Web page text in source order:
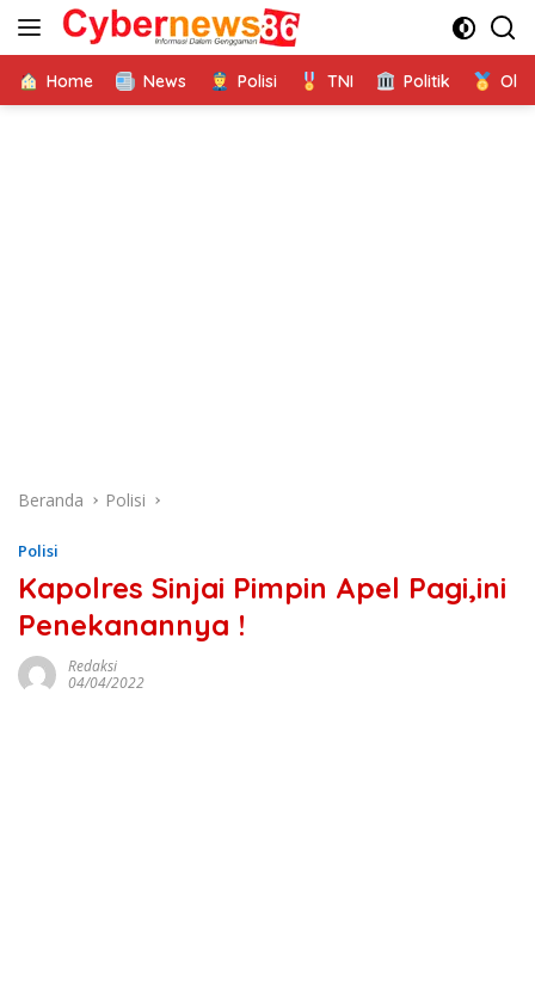
Langsung
Home News Polisi TNI Politik
Beranda Polisi
Polisi
Kapolres Sinjai Pimpin Apel Pagi,ini
Penekanannya !
Redaksi
04/04/2022